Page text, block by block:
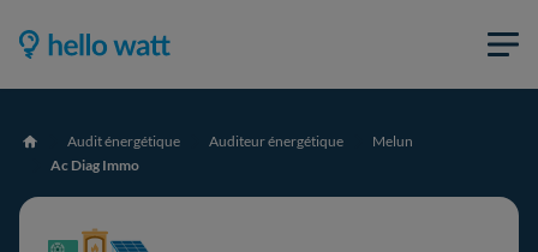
Accueil Audit énergétique Auditeur énergétique
Melun
Ac Diag Immo